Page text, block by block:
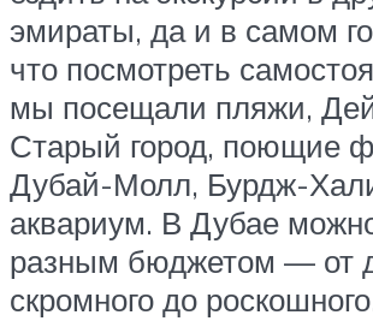
эмираты, да и в самом
что посмотреть
мы посещали пляжи,
Старый город, поющие
Дубай-Молл, Бурдж-
аквариум. В Дубае
разным бюджетом — от
скромного до